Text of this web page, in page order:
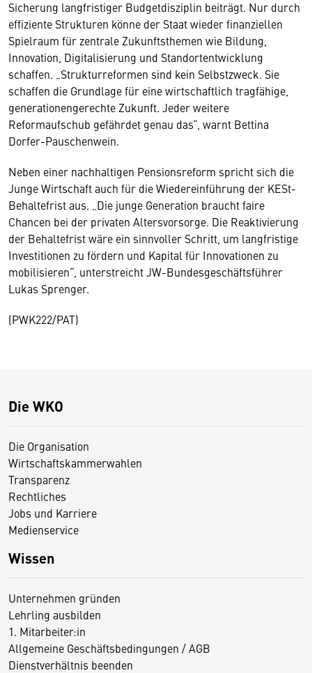
Sicherung langfristiger Budgetdisziplin beiträgt. Nur durch
effiziente Strukturen könne der Staat wieder finanziellen
Spielraum für zentrale Zukunftsthemen wie Bildung,
Innovation, Digitalisierung und Standortentwicklung
schaffen. „Strukturreformen sind kein Selbstzweck. Sie
schaffen die Grundlage für eine wirtschaftlich tragfähige,
generationengerechte Zukunft. Jeder weitere
Reformaufschub gefährdet genau das“, warnt Bettina
Dorfer-Pauschenwein.
Neben einer nachhaltigen Pensionsreform spricht sich die
Junge Wirtschaft auch für die Wiedereinführung der KESt-
Behaltefrist aus. „Die junge Generation braucht faire
Chancen bei der privaten Altersvorsorge. Die Reaktivierung
der Behaltefrist wäre ein sinnvoller Schritt, um langfristige
Investitionen zu fördern und Kapital für Innovationen zu
mobilisieren“, unterstreicht JW-Bundesgeschäftsführer
Lukas Sprenger.
(PWK222/PAT)
Die WKO
Die Organisation
Wirtschaftskammerwahlen
Transparenz
Rechtliches
Jobs und Karriere
Medienservice
Wissen
Unternehmen gründen
Lehrling ausbilden
1. Mitarbeiter:in
Allgemeine Geschäftsbedingungen / AGB
Dienstverhältnis beenden